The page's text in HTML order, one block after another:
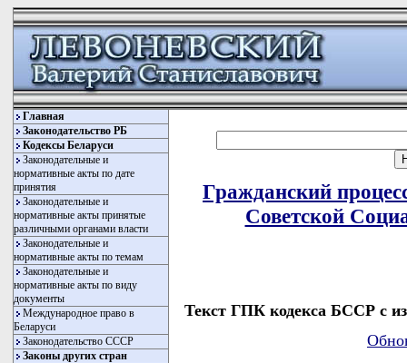
Главная
Законодательство РБ
Кодексы Беларуси
Законодательные и
нормативные акты по дате
принятия
Законодательные и
нормативные акты принятые
различными органами власти
Законодательные и
нормативные акты по темам
Законодательные и
нормативные акты по виду
документы
Международное право в
Беларуси
Законодательство СССР
Законы других стран
Гражданский
Советской
Текст ГПК кодекса БССР с